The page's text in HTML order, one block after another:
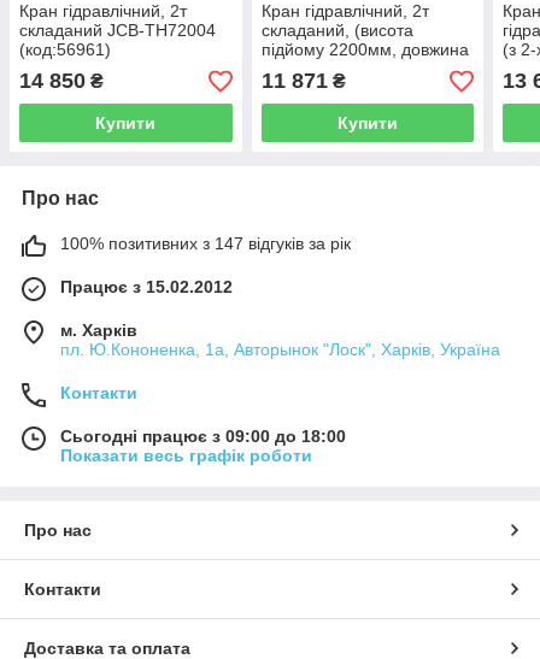
Кран гідравлічний, 2т
складаний JCB-TH72004
(код:56961)
14 850 ₴
Купити
Кран гідравлічний, 2т
складаний, (висота
підйому 2200мм, довжина
стріли:1000-1570мм) RF-
F32002X
11 871₴
Купити
(з
13
Про нас
100% позитивних з 147 відгуків за рік
Працює з 15.02.2012
м. Харків
пл. Ю.Кононенка, 1а, Авторынок "Лоск", Харків, Україна
Контакти
Сьогодні працює з 09:00 до 18:00
Показати весь графік роботи
Про нас
Контакти
Доставка та оплата